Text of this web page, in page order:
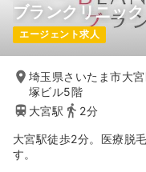
ブランクリニッ
エージェント求人
埼玉県さいたま市大
塚ビル5階
大宮駅
2分
大宮駅徒歩2分。医療脱
す。